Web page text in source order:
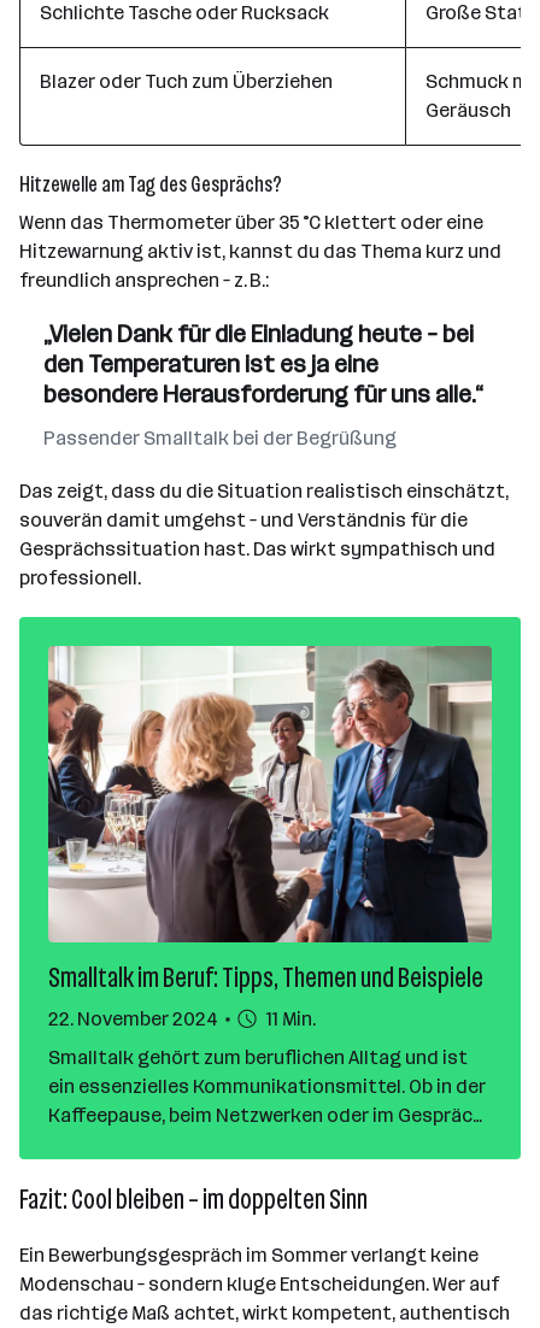
Schlichte Tasche oder Rucksack Große
Blazer oder Tuch zum Überziehen
Schmuck
Geräusch
Hitzewelle am Tag des Gesprächs?
Wenn das Thermometer über 35 °C klettert oder eine
Hitzewarnung aktiv ist, kannst du das Thema kurz und
freundlich ansprechen – z. B.:
„Vielen Dank für die Einladung heute – bei
den Temperaturen ist es ja eine
besondere Herausforderung für uns alle.“
Passender Smalltalk bei der Begrüßung
Das zeigt, dass du die Situation realistisch einschätzt,
souverän damit umgehst – und Verständnis für die
Gesprächssituation hast. Das wirkt sympathisch und
professionell.
Smalltalk im Beruf: Tipps, Themen und Beispiele
22. November 2024
11 Min.
Smalltalk gehört zum beruflichen Alltag und ist
ein essenzielles Kommunikationsmittel. Ob in der
Kaffeepause, beim Netzwerken oder im Gespräch
Doch was macht guten Smalltalk aus? Welche
auch in beruflichen Kontexten souverän
Gespräche führen?
Fazit: Cool bleiben – im doppelten Sinn
Ein Bewerbungsgespräch im Sommer verlangt keine
Modenschau – sondern kluge Entscheidungen. Wer auf
das richtige Maß achtet, wirkt kompetent, authentisch